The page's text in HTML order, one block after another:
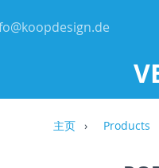
主页 Products